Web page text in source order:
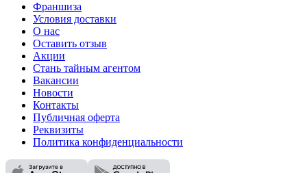
Франшиза
Условия доставки
О нас
Оставить отзыв
Акции
Стань тайным агентом
Вакансии
Новости
Контакты
Публичная оферта
Реквизиты
Политика конфиденциальности